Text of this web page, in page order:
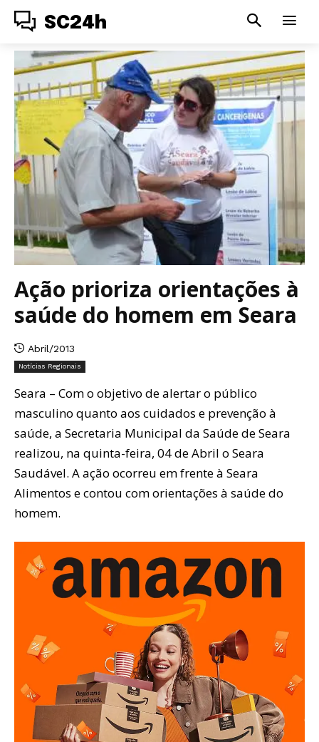
SC24h
Ação prioriza orientações à
saúde do homem em Seara
Abril/2013
Notícias Regionais
Seara – Com o objetivo de alertar o público
masculino quanto aos cuidados e prevenção à
saúde, a Secretaria Municipal da Saúde de Seara
realizou, na quinta-feira, 04 de Abril o Seara
Saudável. A ação ocorreu em frente à Seara
Alimentos e contou com orientações à saúde do
homem.